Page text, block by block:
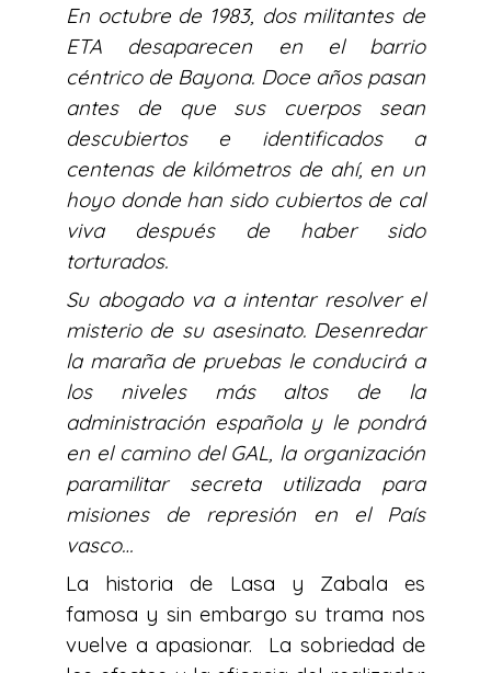
En octubre de 1983, dos militantes de
ETA desaparecen en el barrio
céntrico de Bayona. Doce años pasan
antes de que sus cuerpos sean
descubiertos e identificados a
centenas de kilómetros de ahí, en un
hoyo donde han sido cubiertos de cal
viva después de haber sido
torturados.
Su abogado va a intentar resolver el
misterio de su asesinato. Desenredar
la maraña de pruebas le conducirá a
los niveles más altos de la
administración española y le pondrá
en el camino del GAL, la organización
paramilitar secreta utilizada para
misiones de represión en el País
vasco…
La historia de Lasa y Zabala es
famosa y sin embargo su trama nos
vuelve a apasionar. La sobriedad de